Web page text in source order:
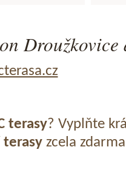
terasy? Vyplňte
terasyzcela